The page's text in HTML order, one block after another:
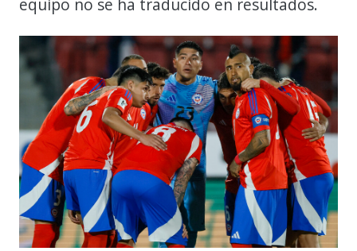
equipo no se ha traducido en resultados.